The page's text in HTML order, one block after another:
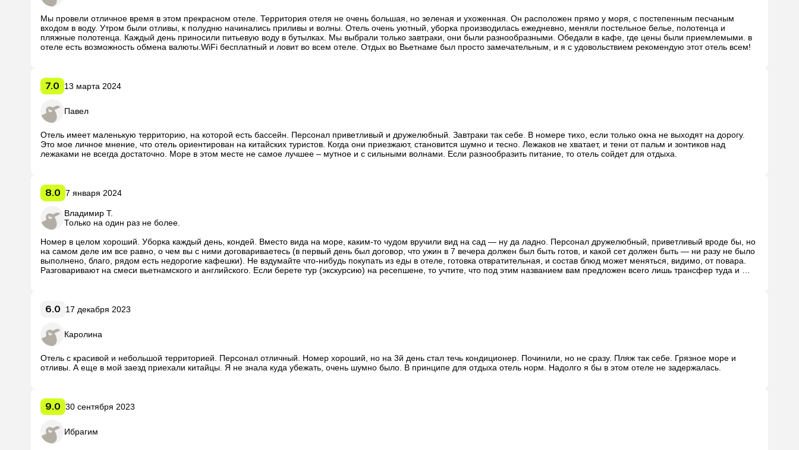
Мы провели отличное время в этом прекрасном отеле. Территория отеля не очень большая, но зеленая и ухоженная. Он расположен прямо у моря, с постепенным песчаным
входом в воду. Утром были отливы, к полудню начинались приливы и волны. Отель очень уютный, уборка производилась ежедневно, меняли постельное белье, полотенца и
пляжные полотенца. Каждый день приносили питьевую воду в бутылках. Мы выбрали только завтраки, они были разнообразными. Обедали в кафе, где цены были приемлемыми. в
отеле есть возможность обмена валюты.WiFi бесплатный и ловит во всем отеле. Отдых во Вьетнаме был просто замечательным, и я с удовольствием рекомендую этот отель всем!
7.0 13 марта 2024
Павел
Отель имеет маленькую территорию, на которой есть бассейн. Персонал приветливый и дружелюбный. Завтраки так себе. В номере тихо, если только окна не выходят на дорогу.
Это мое личное мнение, что отель ориентирован на китайских туристов. Когда они приезжают, становится шумно и тесно. Лежаков не хватает, и тени от пальм и зонтиков над
лежаками не всегда достаточно. Море в этом месте не самое лучшее – мутное и с сильными волнами. Если разнообразить питание, то отель сойдет для отдыха.
8.0 7 января 2024
Владимир Т.
Только на один раз не более.
Номер в целом хороший. Уборка каждый день, кондей. Вместо вида на море, каким-то чудом вручили вид на сад — ну да ладно. Персонал дружелюбный, приветливый вроде бы, но
на самом деле им все равно, о чем вы с ними договариваетесь (в первый день был договор, что ужин в 7 вечера должен был быть готов, и какой сет должен быть — ни разу не было
выполнено, благо, рядом есть недорогие кафешки). Не вздумайте что-нибудь покупать из еды в отеле, готовка отвратительная, и состав блюд может меняться, видимо, от повара.
Разговаривают на смеси вьетнамского и английского. Если берете тур (экскурсию) на ресепшене, то учтите, что под этим названием вам предложен всего лишь трансфер туда и
6.0 17 декабря 2023
Каролина
Отель с красивой и небольшой территорией. Персонал отличный. Номер хороший, но на 3й день стал течь кондиционер. Починили, но не сразу. Пляж так себе. Грязное море и
отливы. А еще в мой заезд приехали китайцы. Я не знала куда убежать, очень шумно было. В принципе для отдыха отель норм. Надолго я бы в этом отеле не задержалась.
9.0 30 сентября 2023
Ибрагим